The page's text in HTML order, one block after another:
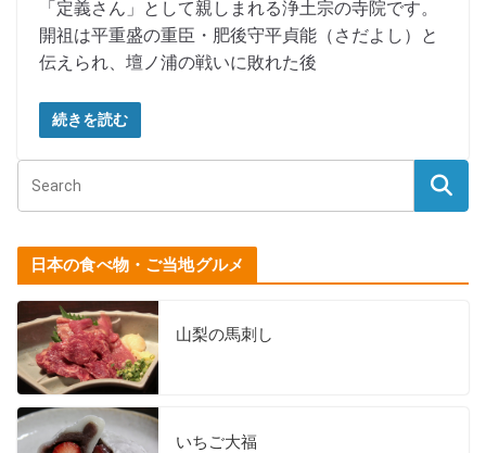
「定義さん」として親しまれる浄土宗の寺院です。
開祖は平重盛の重臣・肥後守平貞能（さだよし）と
伝えられ、壇ノ浦の戦いに敗れた後
続きを読む
日本の食べ物・ご当地グルメ
山梨の馬刺し
いちご大福